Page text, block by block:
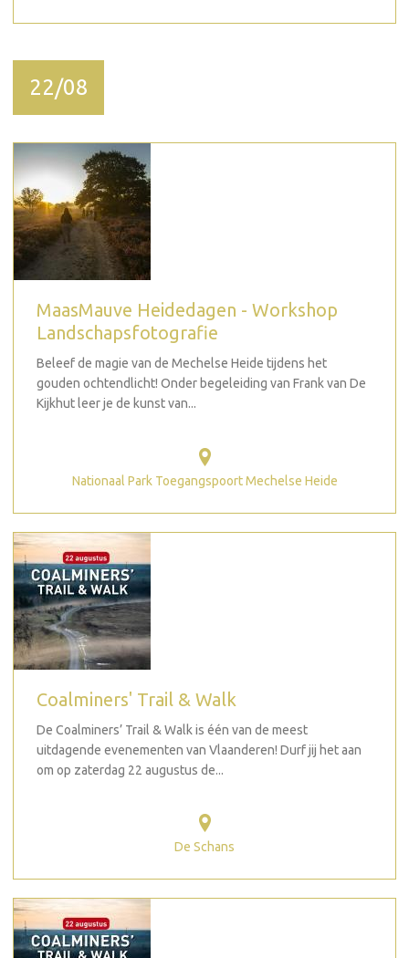
22/08
MaasMauve Heidedagen - Workshop
Landschapsfotografie
Beleef de magie van de Mechelse Heide tijdens het
gouden ochtendlicht! Onder begeleiding van Frank van De
Kijkhut leer je de kunst van...
Nationaal Park Toegangspoort Mechelse Heide
Coalminers' Trail & Walk
De Coalminers’ Trail & Walk is één van de meest
uitdagende evenementen van Vlaanderen! Durf jij het aan
om op zaterdag 22 augustus de...
De Schans